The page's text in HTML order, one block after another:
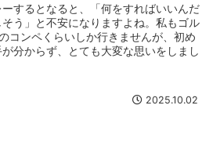
するとなると、「何をすればいいんだ
う」と不安になりますよね。私もゴル
コンペくらいしか行きませんが、初め
分からず、とても大変な思いをしまし
2025.10.02